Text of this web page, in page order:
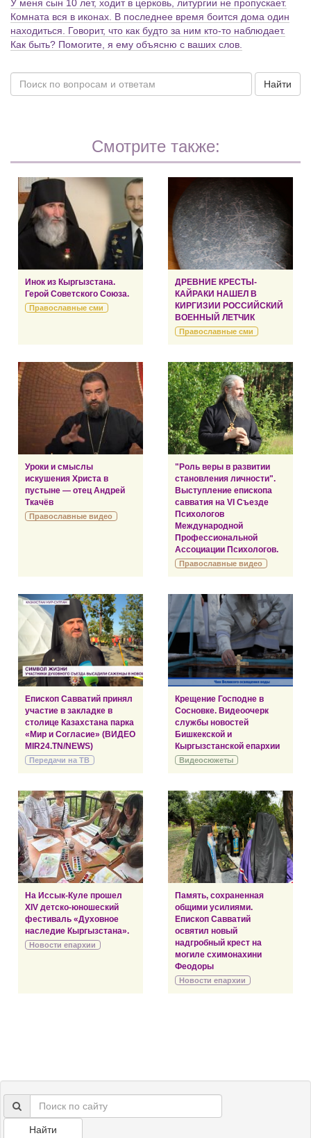
У меня сын 10 лет, ходит в церковь, литургии не пропускает.
Комната вся в иконах. В последнее время боится дома один
находиться. Говорит, что как будто за ним кто-то наблюдает.
Как быть? Помогите, я ему объясню с ваших слов.
Найти
Смотрите также:
Инок из Кыргызстана.
Герой Советского Союза.
Православные сми
ДРЕВНИЕ КРЕСТЫ-
КАЙРАКИ НАШЕЛ В
КИРГИЗИИ РОССИЙСКИЙ
ВОЕННЫЙ ЛЕТЧИК
Православные сми
Уроки и смыслы
искушения Христа в
пустыне — отец Андрей
Ткачёв
Православные видео
"Роль веры в развитии
становления личности".
Выступление епископа
савватия на VI Съезде
Психологов
Международной
Профессиональной
Ассоциации Психологов.
Православные видео
Епископ Савватий принял
участие в закладке в
столице Казахстана парка
«Мир и Согласие» (ВИДЕО
MIR24.TN/NEWS)
Передачи на ТВ
Крещение Господне в
Сосновке. Видеоочерк
службы новостей
Бишкекской и
Кыргызстанской епархии
Видеосюжеты
На Иссык-Куле прошел
XIV детско-юношеский
фестиваль «Духовное
наследие Кыргызстана».
Новости епархии
Память, сохраненная
общими усилиями.
Епископ Савватий
освятил новый
надгробный крест на
могиле схимонахини
Феодоры
Новости епархии
Найти